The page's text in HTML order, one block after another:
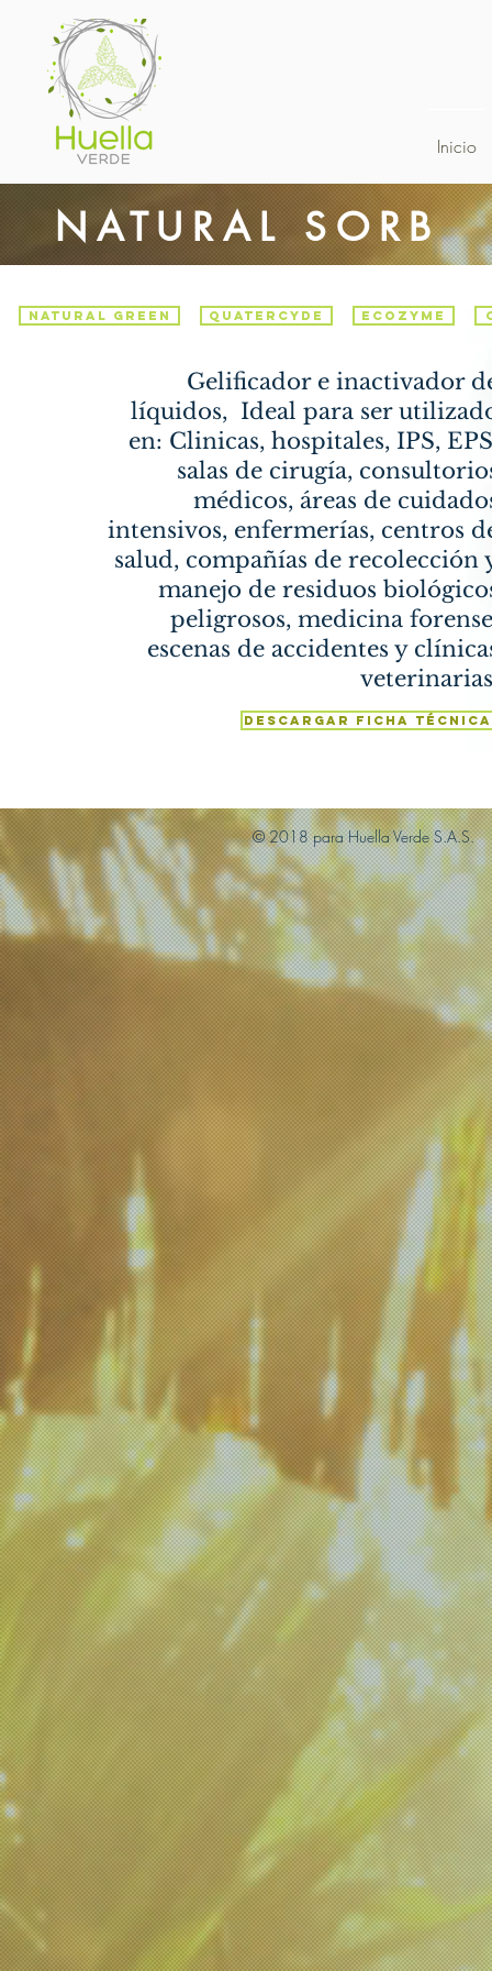
NATURAL SORB
Gelificador e inactivador
líquidos, Ideal para ser
en: Clinicas, hospitales, IPS,
salas de cirugía,
médicos, áreas de
intensivos, enfermerías, centros
salud, compañías de recolección
manejo de residuos
peligrosos, medicina
escenas de accidentes y
DESCARGAR FICHA TÉCNICA
ECOZYME
QUATERCYDE
NATURAL GREEN
Inicio
© 2018 para Huella Verde S.A.S.